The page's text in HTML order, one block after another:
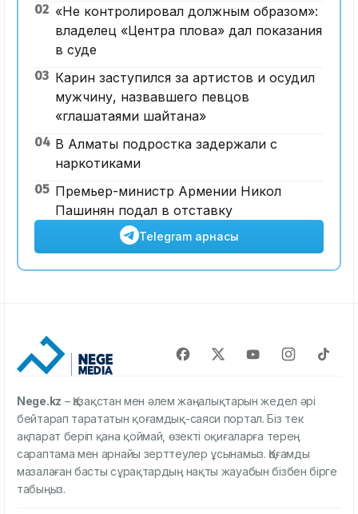
02 «Не контролировал должным образом»:
владелец «Центра плова» дал показания
в суде
03 Карин заступился за артистов и осудил
мужчину, назвавшего певцов
«глашатаями шайтана»
04 В Алматы подростка задержали с
наркотиками
05 Премьер-министр Армении Никол
Пашинян подал в отставку
Telegram арнасы
Nege.kz – Қазақстан мен әлем жаңалықтарын жедел әрі
бейтарап тарататын қоғамдық-саяси портал. Біз тек
ақпарат беріп қана қоймай, өзекті оқиғаларға терең
сараптама мен арнайы зерттеулер ұсынамыз. Қоғамды
мазалаған басты сұрақтардың нақты жауабын бізбен бірге
табыңыз.